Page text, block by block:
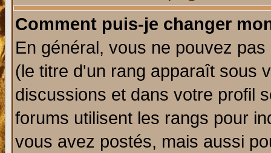
Comment puis-je changer
En général, vous ne pouvez
(le titre d'un rang apparaît sous
discussions et dans votre profil
forums utilisent les rangs pour
vous avez postés, mais aussi